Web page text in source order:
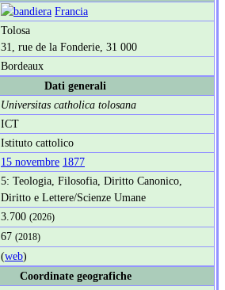
Francia
Tolosa
31, rue de la Fonderie, 31 000
Bordeaux
Dati generali
Universitas catholica tolosana
ICT
Istituto cattolico
15 novembre 1877
5: Teologia, Filosofia, Diritto Canonico,
Diritto e Lettere/Scienze Umane
3.700 (2026)
67 (2018)
(web)
Coordinate geografiche